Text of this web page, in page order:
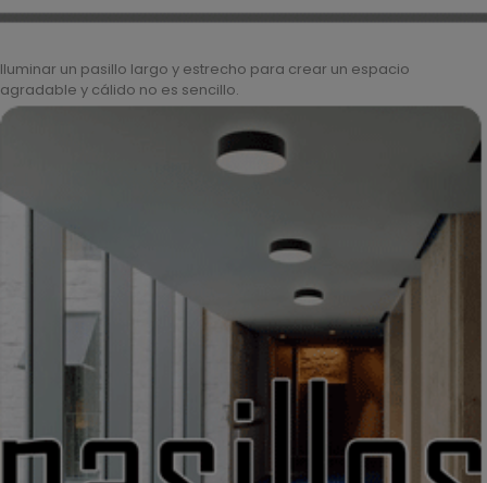
Iluminar un pasillo largo y estrecho para crear un espacio
agradable y cálido no es sencillo.